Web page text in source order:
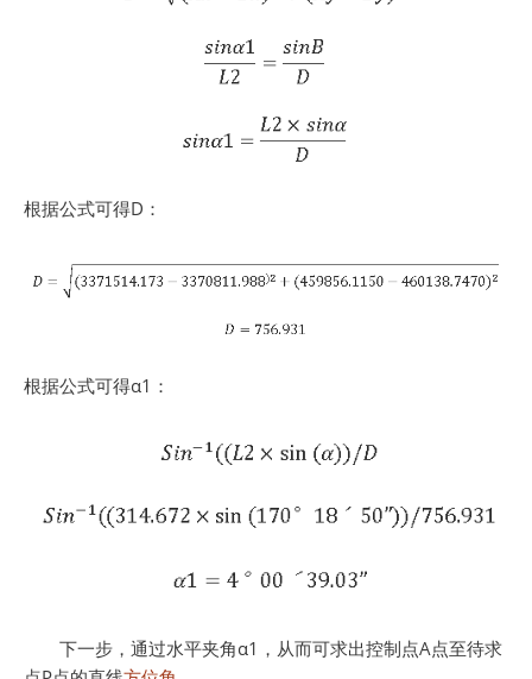
根据公式可得D：
根据公式可得α1：
下一步，通过水平夹角α1，从而可求出控制点A点至待求